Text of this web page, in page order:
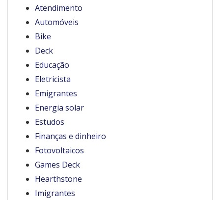
Atendimento
Automóveis
Bike
Deck
Educação
Eletricista
Emigrantes
Energia solar
Estudos
Finanças e dinheiro
Fotovoltaicos
Games Deck
Hearthstone
Imigrantes